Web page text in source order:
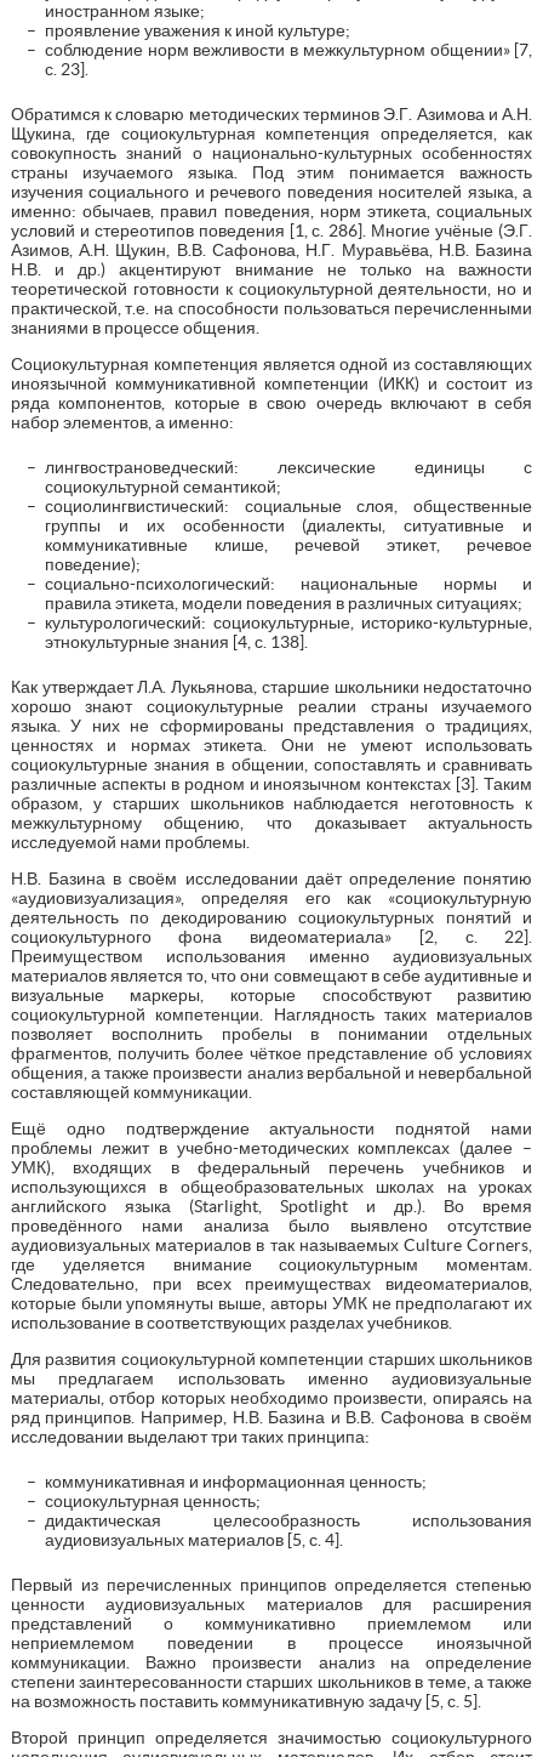
иностранном языке;
проявление уважения к иной культуре;
соблюдение норм вежливости в межкультурном общении» [7,
с. 23].
Обратимся к словарю методических терминов Э.Г. Азимова и А.Н.
Щукина, где социокультурная компетенция определяется, как
cовокупность знаний о национально-культурных особенностях
страны изучаемого языка. Под этим понимается важность
изучения социального и речевого поведения носителей языка, а
именно: обычаев, правил поведения, норм этикета, социальных
условий и стереотипов поведения [1, с. 286]. Многие учёные (Э.Г.
Азимов, А.Н. Щукин, В.В. Сафонова, Н.Г. Муравьёва, Н.В. Базина
Н.В. и др.) акцентируют внимание не только на важности
теоретической готовности к социокультурной деятельности, но и
практической, т.е. на способности пользоваться перечисленными
знаниями в процессе общения.
Социокультурная компетенция является одной из составляющих
иноязычной коммуникативной компетенции (ИКК) и состоит из
ряда компонентов, которые в свою очередь включают в себя
набор элементов, а именно:
лингвострановедческий: лексические единицы с
социокультурной семантикой;
социолингвистический: социальные слоя, общественные
группы и их особенности (диалекты, ситуативные и
коммуникативные клише, речевой этикет, речевое
поведение);
социально-психологический: национальные нормы и
правила этикета, модели поведения в различных ситуациях;
культурологический: социокультурные, историко-культурные,
этнокультурные знания [4, с. 138].
Как утверждает Л.А. Лукьянова, старшие школьники недостаточно
хорошо знают социокультурные реалии страны изучаемого
языка. У них не сформированы представления о традициях,
ценностях и нормах этикета. Они не умеют использовать
социокультурные знания в общении, сопоставлять и сравнивать
различные аспекты в родном и иноязычном контекстах [3]. Таким
образом, у старших школьников наблюдается неготовность к
межкультурному общению, что доказывает актуальность
исследуемой нами проблемы.
Н.В. Базина в своём исследовании даёт определение понятию
«аудиовизуализация», определяя его как «социокультурную
деятельность по декодированию социокультурных понятий и
социокультурного фона видеоматериала» [2, с. 22].
Преимуществом использования именно аудиовизуальных
материалов является то, что они совмещают в себе аудитивные и
визуальные маркеры, которые способствуют развитию
социокультурной компетенции. Наглядность таких материалов
позволяет восполнить пробелы в понимании отдельных
фрагментов, получить более чёткое представление об условиях
общения, а также произвести анализ вербальной и невербальной
составляющей коммуникации.
Ещё одно подтверждение актуальности поднятой нами
проблемы лежит в учебно-методических комплексах (далее –
УМК), входящих в федеральный перечень учебников и
использующихся в общеобразовательных школах на уроках
английского языка (Starlight, Spotlight и др.). Во время
проведённого нами анализа было выявлено отсутствие
аудиовизуальных материалов в так называемых Culture Corners,
где уделяется внимание социокультурным моментам.
Следовательно, при всех преимуществах видеоматериалов,
которые были упомянуты выше, авторы УМК не предполагают их
использование в соответствующих разделах учебников.
Для развития социокультурной компетенции старших школьников
мы предлагаем использовать именно аудиовизуальные
материалы, отбор которых необходимо произвести, опираясь на
ряд принципов. Например, Н.В. Базина и В.В. Сафонова в своём
исследовании выделают три таких принципа:
коммуникативная и информационная ценность;
социокультурная ценность;
дидактическая целесообразность использования
аудиовизуальных материалов [5, с. 4].
Первый из перечисленных принципов определяется степенью
ценности аудиовизуальных материалов для расширения
представлений о коммуникативно приемлемом или
неприемлемом поведении в процессе иноязычной
коммуникации. Важно произвести анализ на определение
степени заинтересованности старших школьников в теме, а также
на возможность поставить коммуникативную задачу [5, с. 5].
Второй принцип определяется значимостью социокультурного